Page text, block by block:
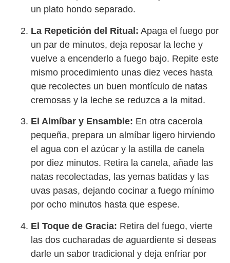
un plato hondo separado.
La Repetición del Ritual: Apaga el fuego por
un par de minutos, deja reposar la leche y
vuelve a encenderlo a fuego bajo. Repite este
mismo procedimiento unas diez veces hasta
que recolectes un buen montículo de natas
cremosas y la leche se reduzca a la mitad.
El Almíbar y Ensamble: En otra cacerola
pequeña, prepara un almíbar ligero hirviendo
el agua con el azúcar y la astilla de canela
por diez minutos. Retira la canela, añade las
natas recolectadas, las yemas batidas y las
uvas pasas, dejando cocinar a fuego mínimo
por ocho minutos hasta que espese.
El Toque de Gracia: Retira del fuego, vierte
las dos cucharadas de aguardiente si deseas
darle un sabor tradicional y deja enfriar por